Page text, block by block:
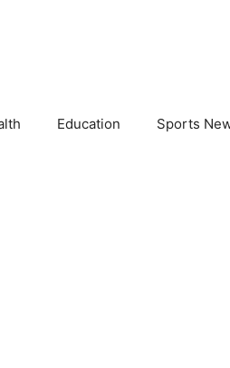
Education Sports